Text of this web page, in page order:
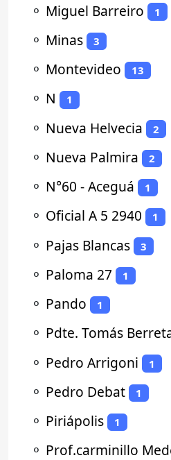
⚬ Miguel Barreiro 1
⚬ Minas 3
⚬ Montevideo 13
⚬ N 1
⚬ Nueva Helvecia 2
⚬ Nueva Palmira 2
⚬ N°60 - Aceguá 1
⚬ Oficial A 5 2940 1
⚬ Pajas Blancas 3
⚬ Paloma 27 1
⚬ Pando 1
⚬ Pdte. Tomás
⚬ Pedro Arrigoni 1
⚬ Pedro Debat 1
⚬ Piriápolis 1
⚬ Prof.carminillo